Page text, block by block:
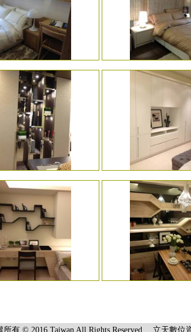
所有 © 2016 Taiwan All Rights Reserved 立天數位